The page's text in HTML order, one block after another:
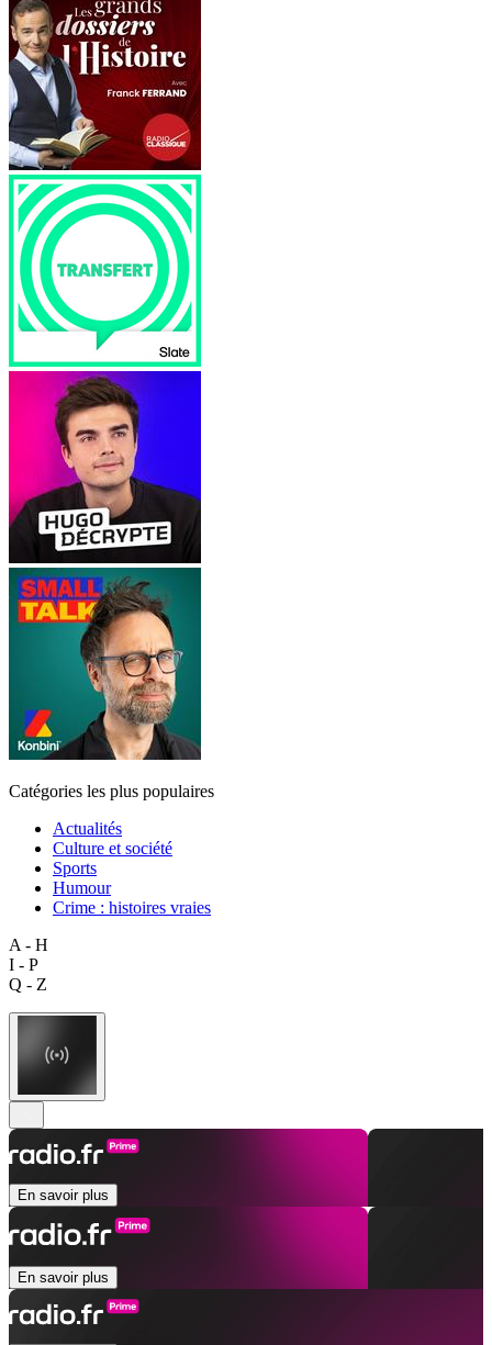
Catégories les plus populaires
Actualités
Culture et société
Sports
Humour
Crime : histoires vraies
A - H
I - P
Q - Z
En savoir plus
En savoir plus